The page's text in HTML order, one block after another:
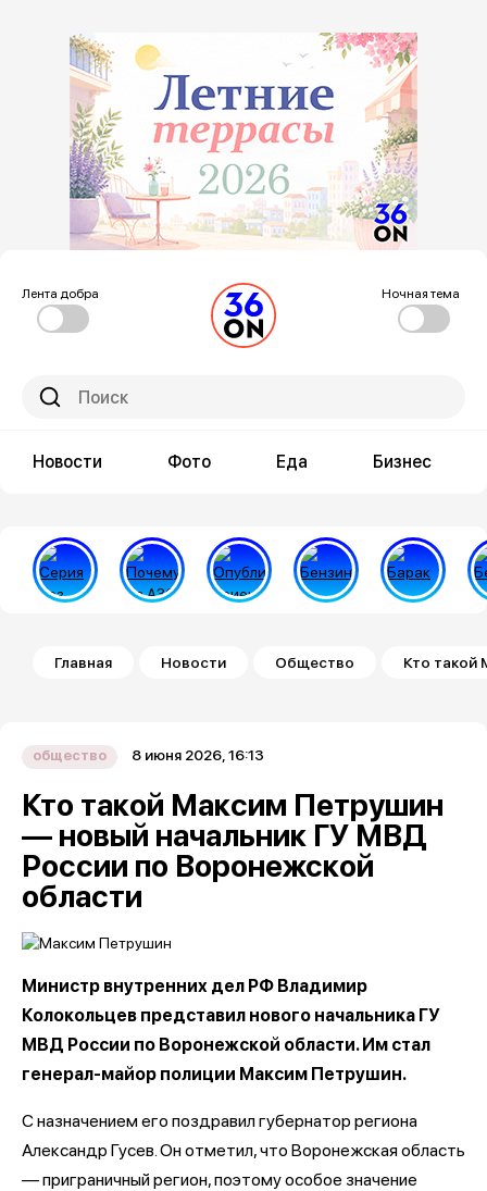
Лента добра Ночная тема
Новости Фото Еда Бизнес
Строка навигации
Главная Новости Общество Кто такой
общество 8 июня 2026, 16:13
Кто такой Максим Петрушин
— новый начальник ГУ МВД
России по Воронежской
области
Министр внутренних дел РФ Владимир
Колокольцев представил нового начальника ГУ
МВД России по Воронежской области. Им стал
генерал-майор полиции Максим Петрушин.
С назначением его поздравил губернатор региона
Александр Гусев. Он отметил, что Воронежская область
— приграничный регион, поэтому особое значение